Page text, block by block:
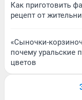
Как приготовить
рецепт от
«Сыночки-
почему уральские
цветов